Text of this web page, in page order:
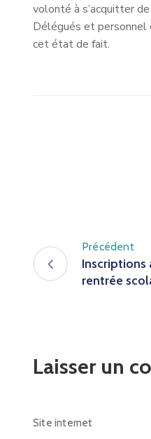
volonté à s’acquitter
Délégués et personnel
cet état de fait.
Précédent
Inscriptions
rentrée
Laisser un